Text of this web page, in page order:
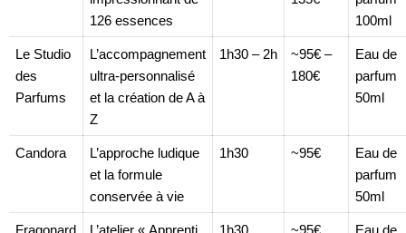
126 essences
100ml
Le Studio
des
Parfums
L’accompagnement
ultra-personnalisé
et la création de A à
Z
1h30 – 2h
~95€ –
180€
Eau de
parfum
50ml
Candora
L’approche ludique
et la formule
conservée à vie
1h30 ~95€
Eau de
parfum
50ml